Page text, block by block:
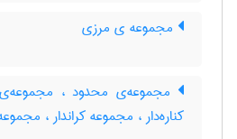
مجموعه ی مرزی
مجموعه‌ی محدود ، مجموعه‌ی
کناره‌دار ، مجموعه کراندار ،